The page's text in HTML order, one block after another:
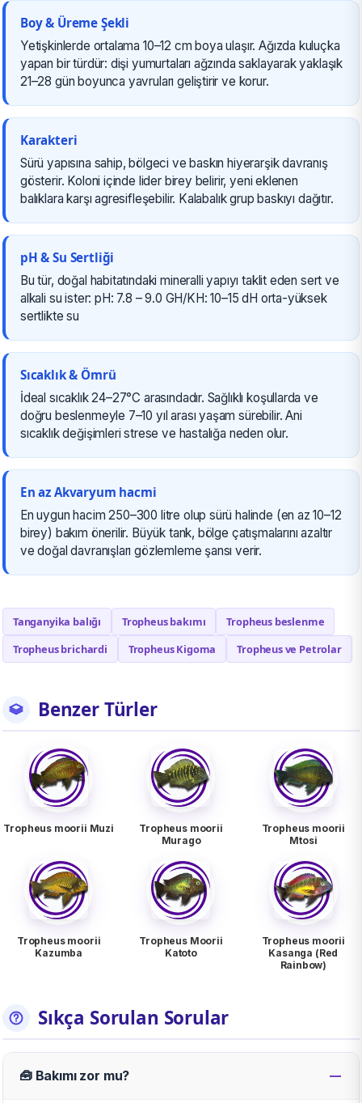
Boy & Üreme Şekli
Yetişkinlerde ortalama 10–12 cm boya ulaşır. Ağızda kuluçka
yapan bir türdür: dişi yumurtaları ağzında saklayarak yaklaşık
21–28 gün boyunca yavruları geliştirir ve korur.
Karakteri
Sürü yapısına sahip, bölgeci ve baskın hiyerarşik davranış
gösterir. Koloni içinde lider birey belirir, yeni eklenen
balıklara karşı agresifleşebilir. Kalabalık grup baskıyı dağıtır.
pH & Su Sertliği
Bu tür, doğal habitatındaki mineralli yapıyı taklit eden sert ve
alkali su ister: pH: 7.8 – 9.0 GH/KH: 10–15 dH orta-yüksek
sertlikte su
Sıcaklık & Ömrü
İdeal sıcaklık 24–27°C arasındadır. Sağlıklı koşullarda ve
doğru beslenmeyle 7–10 yıl arası yaşam sürebilir. Ani
sıcaklık değişimleri strese ve hastalığa neden olur.
En az Akvaryum hacmi
En uygun hacim 250–300 litre olup sürü halinde (en az 10–12
birey) bakım önerilir. Büyük tank, bölge çatışmalarını azaltır
ve doğal davranışları gözlemleme şansı verir.
Tanganyika balığı Tropheus bakımı
Tropheus beslenme
Tropheus brichardi
Tropheus Kigoma Tropheus ve Petrolar
Benzer Türler
Tropheus moorii Muzi
Tropheus moorii
Murago
Tropheus moorii
Mtosi
Tropheus moorii
Kazumba
Tropheus Moorii
Katoto
Tropheus moorii
Kasanga (Red
Rainbow)
Sıkça Sorulan Sorular
🧰 Bakımı zor mu?